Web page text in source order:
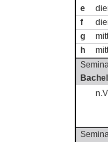
e
f
g
h